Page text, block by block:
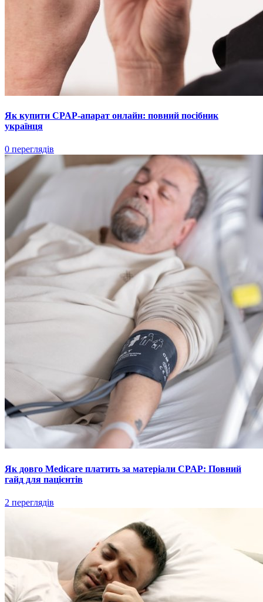
Як купити CPAP-апарат онлайн: повний посібник
українця
0 переглядів
Як довго Medicare платить за матеріали CPAP: Повний
гайд для пацієнтів
2 переглядів